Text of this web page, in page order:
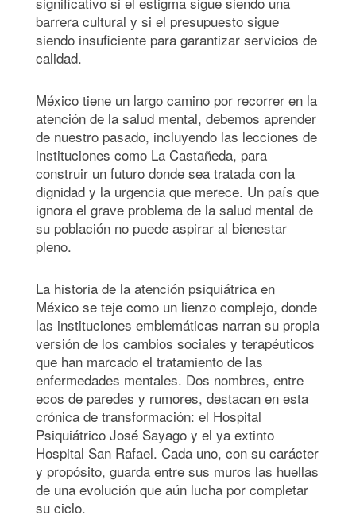
barrera cultural y si el presupuesto sigue
siendo insuficiente para garantizar servicios de
calidad.
México tiene un largo camino por recorrer en la
atención de la salud mental, debemos aprender
de nuestro pasado, incluyendo las lecciones de
instituciones como La Castañeda, para
construir un futuro donde sea tratada con la
dignidad y la urgencia que merece. Un país que
ignora el grave problema de la salud mental de
su población no puede aspirar al bienestar
pleno.
La historia de la atención psiquiátrica en
México se teje como un lienzo complejo, donde
las instituciones emblemáticas narran su propia
versión de los cambios sociales y terapéuticos
que han marcado el tratamiento de las
enfermedades mentales. Dos nombres, entre
ecos de paredes y rumores, destacan en esta
crónica de transformación: el Hospital
Psiquiátrico José Sayago y el ya extinto
Hospital San Rafael. Cada uno, con su carácter
y propósito, guarda entre sus muros las huellas
de una evolución que aún lucha por completar
su ciclo.